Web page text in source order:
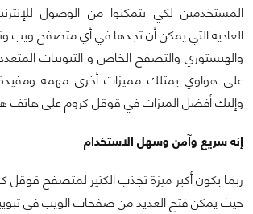
المستخدمين لكي يتمكنوا من الوصول
العادية التي يمكن أن تجدها في أي متصفح ويب
والهيستوري والتصفح الخاص و التبويبات
على هواوي يمتلك مميزات أخرى مهمة
وإليك أفضل الميزات في قوقل كروم على هاتف
إنه سريع وآمن وسهل الاستخدام
ربما يكون أكبر ميزة تجذب الكثير لمتصفح قوقل
حيث يمكن فتح العديد من صفحات الويب في